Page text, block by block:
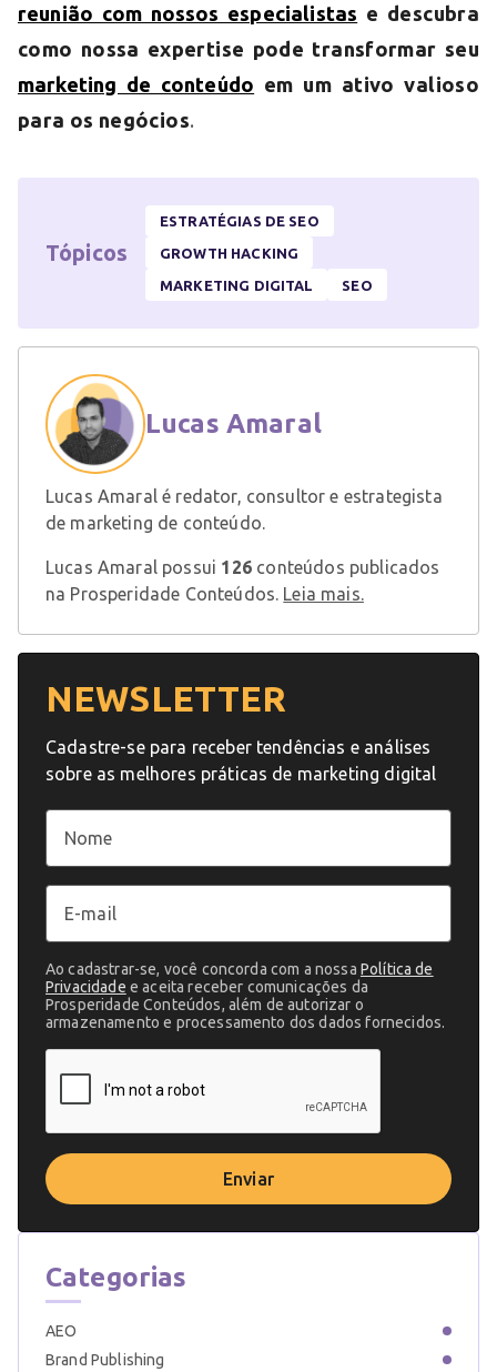
reunião com nossos especialistas e descubra
como nossa expertise pode transformar seu
marketing de conteúdo em um ativo valioso
para os negócios.
Tópicos
ESTRATÉGIAS DE SEO
GROWTH HACKING
MARKETING DIGITAL SEO
Lucas Amaral
Lucas Amaral é redator, consultor e estrategista
de marketing de conteúdo.
Lucas Amaral possui 126 conteúdos publicados
na Prosperidade Conteúdos. Leia mais.
NEWSLETTER
Cadastre-se para receber tendências e análises
sobre as melhores práticas de marketing digital
Ao cadastrar-se, você concorda com a nossa Política de
Privacidade e aceita receber comunicações da
Prosperidade Conteúdos, além de autorizar o
armazenamento e processamento dos dados fornecidos.
Enviar
Categorias
AEO
Brand Publishing